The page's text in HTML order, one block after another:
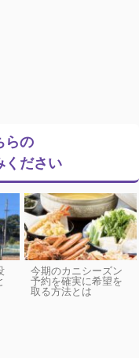
らの
ください
今期のカニシーズン
予約を確実に希望を
取る方法とは